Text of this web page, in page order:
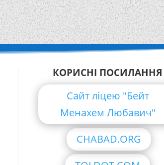
КОРИСНІ ПОСИЛАННЯ
Сайт ліцею "Бейт
Менахем Любавич"
CHABAD.ORG